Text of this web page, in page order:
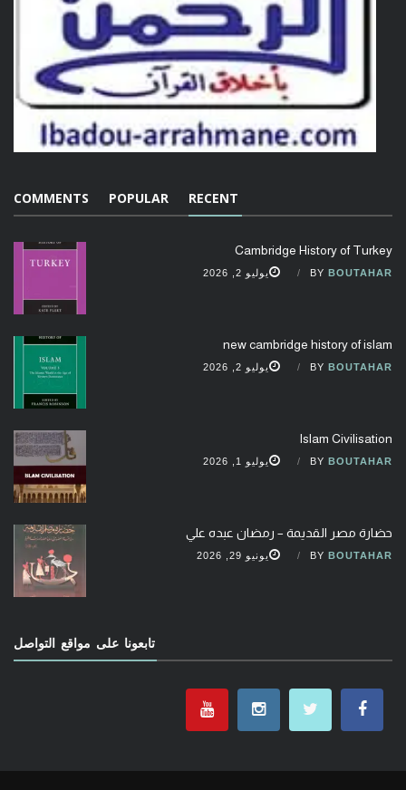
RECENT
POPULAR
COMMENTS
Cambridge History of Turkey
BY BOUTAHAR يوليو 2, 2026
new cambridge history of islam
BY BOUTAHAR يوليو 2, 2026
Islam Civilisation
BY BOUTAHAR يوليو 1, 2026
حضارة مصر القديمة – رمضان عبده علي
BY BOUTAHAR يونيو 29, 2026
تابعونا على مواقع التواصل